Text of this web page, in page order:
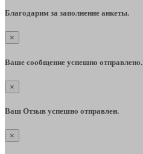
Благодарим за заполнение анкеты.
×
Ваше сообщение успешно отправлено.
×
Ваш Отзыв успешно отправлен.
×